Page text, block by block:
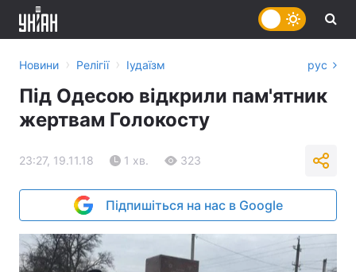
Новини › Релігії › Іудаїзм рус
Під Одесою відкрили пам'ятник
жертвам Голокосту
23:27, 19.11.18 1 хв. 323
Підпишіться на нас в Google